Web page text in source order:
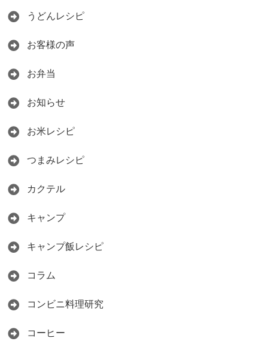
うどんレシピ
お客様の声
お弁当
お知らせ
お米レシピ
つまみレシピ
カクテル
キャンプ
キャンプ飯レシピ
コラム
コンビニ料理研究
コーヒー